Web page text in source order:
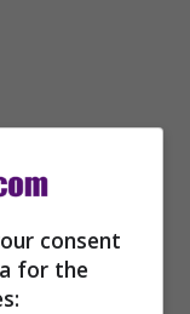
consent
for the